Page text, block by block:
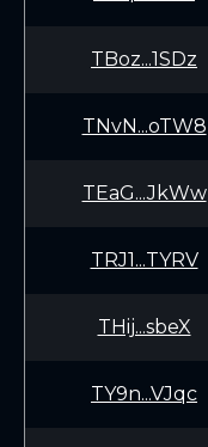
TBoz...1SDz
TNvN...oTW8
TEaG...JkWw
TRJ1...TYRV
THij...sbeX
TY9n...VJqc